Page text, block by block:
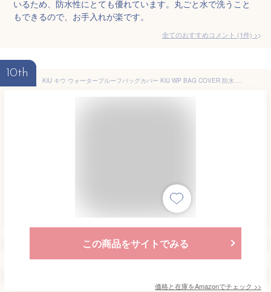
いるため、防水性にとても優れています。丸ごと水で洗うこと
もできるので、お手入れが楽です。
全てのおすすめコメント (1件) >
10th
KiU キウ ウォータープルーフバッグカバー KiU WP BAG COVER 防水 撥水 トートバッグ エコバッグ 雨よけ 2way 巾着 パッカブル コンパクト おしゃれ ユニセックス メンズ レディース 男女兼用 スプラッシュカモフラ K444-509
この商品をサイトでみる
価格と在庫をAmazonでチェック >>